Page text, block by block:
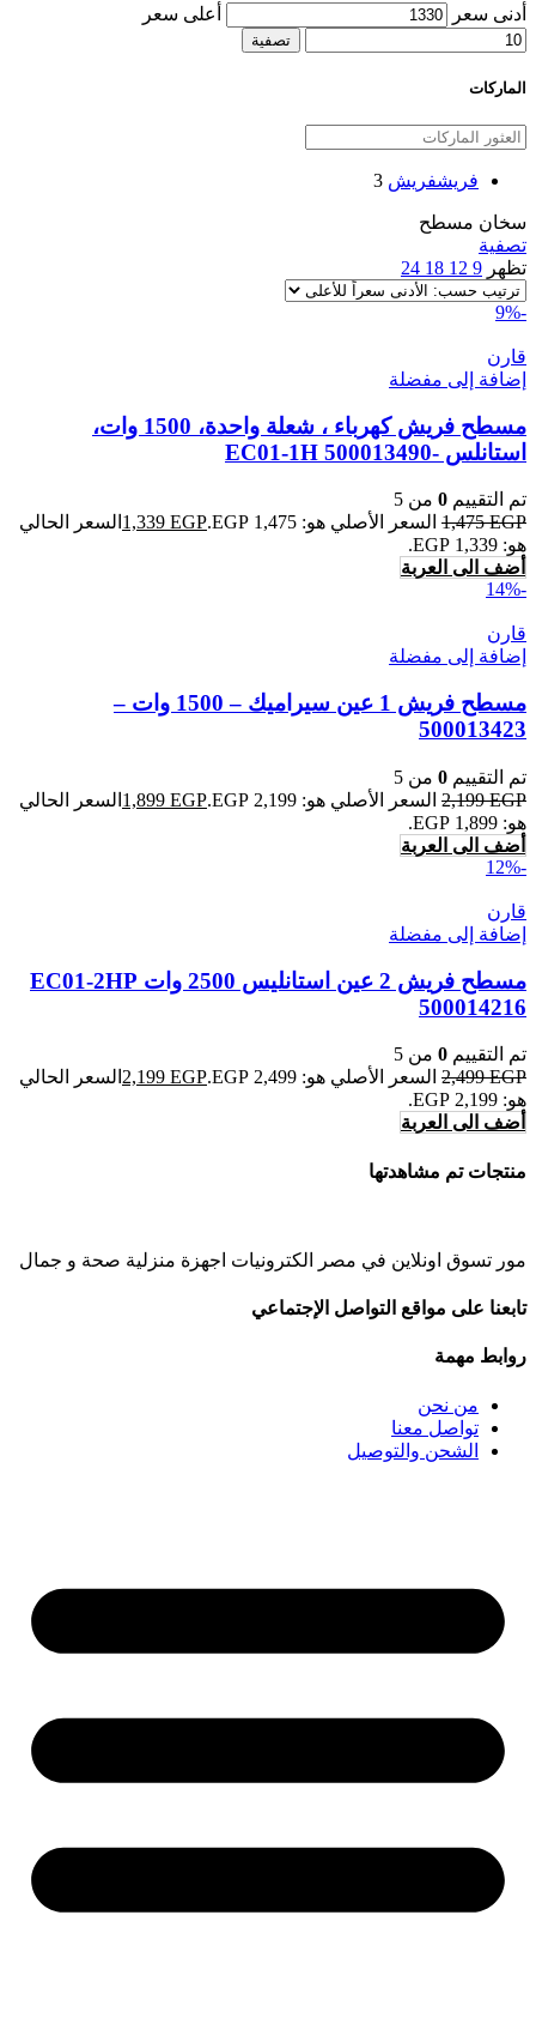
أدنى سعر أعلى سعر
تصفية
الماركات
فريشفريش 3
سخان مسطح
تصفية
تظهر 9
12
18
24
-9%
قارن
إضافة إلى مفضلة
مسطح فريش كهرباء ، شعلة واحدة، 1500 وات،
استانلس -500013490 EC01-1H
تم التقييم 0 من 5
1,475EGP السعر الأصلي هو: 1,475 EGP. 1,339 EGP
السعر الحالي
هو: 1,339 EGP.
أضف الى العربة
-14%
قارن
إضافة إلى مفضلة
مسطح فريش 1 عين سيراميك – 1500 وات –
500013423
تم التقييم 0 من 5
2,199EGP السعر الأصلي هو: 2,199 EGP. 1,899 EGP
السعر الحالي
هو: 1,899 EGP.
أضف الى العربة
-12%
قارن
إضافة إلى مفضلة
مسطح فريش 2 عين استانليس 2500 وات EC01-2HP
500014216
تم التقييم 0 من 5
2,499EGP السعر الأصلي هو: 2,499 EGP. 2,199 EGP
السعر الحالي
هو: 2,199 EGP.
أضف الى العربة
منتجات تم مشاهدتها
مور تسوق اونلاين في مصر الكترونيات اجهزة منزلية صحة و جمال
تابعنا على مواقع التواصل الإجتماعي
روابط مهمة
من نحن
تواصل معنا
الشحن والتوصيل